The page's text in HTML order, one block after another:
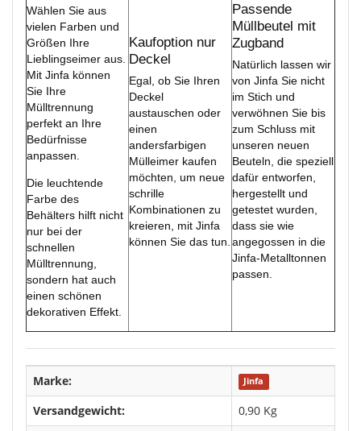
Wählen Sie aus
vielen Farben und
Größen Ihre
Lieblingseimer aus.
Mit Jinfa können
Sie Ihre
Mülltrennung
perfekt an Ihre
Bedürfnisse
anpassen.
Die leuchtende
Farbe des
Behälters hilft nicht
nur bei der
schnellen
Mülltrennung,
sondern hat auch
einen schönen
dekorativen Effekt.
Kaufoption nur
Deckel
Egal, ob Sie Ihren
Deckel
austauschen oder
einen
andersfarbigen
Mülleimer kaufen
möchten, um neue
schrille
Kombinationen zu
kreieren, mit Jinfa
können Sie das tun.
Passende
Müllbeutel mit
Zugband
Natürlich lassen wir
von Jinfa Sie nicht
im Stich und
verwöhnen Sie bis
zum Schluss mit
unseren neuen
Beuteln, die speziell
dafür entworfen,
hergestellt und
getestet wurden,
dass sie wie
angegossen in die
Jinfa-Metalltonnen
passen.
Marke: Jinfa
Versandgewicht:
0,90 Kg